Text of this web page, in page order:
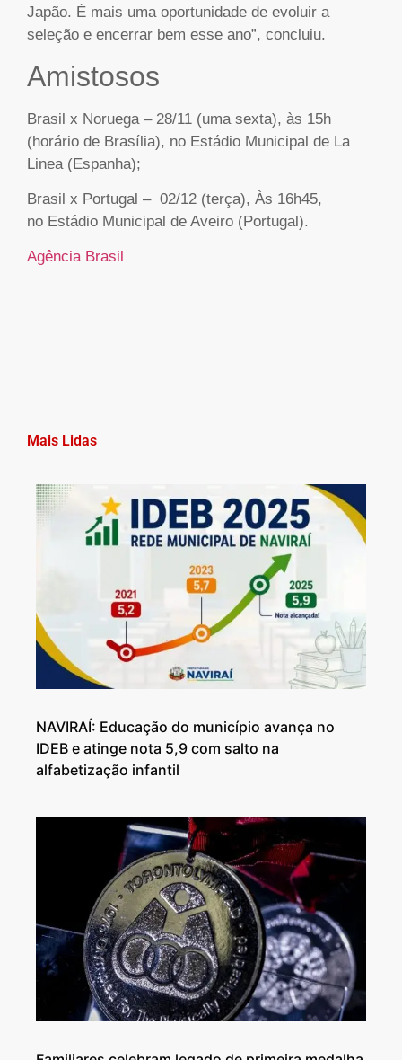
Japão. É mais uma oportunidade de evoluir a
seleção e encerrar bem esse ano”, concluiu.
Amistosos
Brasil x Noruega – 28/11 (uma sexta), às 15h
(horário de Brasília), no Estádio Municipal de La
Linea (Espanha);
Brasil x Portugal – 02/12 (terça), Às 16h45,
no Estádio Municipal de Aveiro (Portugal).
Agência Brasil
Mais Lidas
NAVIRAÍ: Educação do município avança no
IDEB e atinge nota 5,9 com salto na
alfabetização infantil